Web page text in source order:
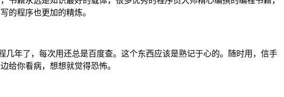
的程序也更加的精炼。
年了，每次用还总是百度查。这个东西应该是熟记于心的。随时用，信手
给你看病，想想就觉得恐怖。